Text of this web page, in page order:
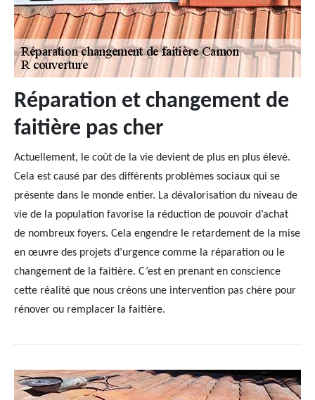
Réparation et changement de
faitière pas cher
Actuellement, le coût de la vie devient de plus en plus élevé.
Cela est causé par des différents problèmes sociaux qui se
présente dans le monde entier. La dévalorisation du niveau de
vie de la population favorise la réduction de pouvoir d’achat
de nombreux foyers. Cela engendre le retardement de la mise
en œuvre des projets d’urgence comme la réparation ou le
changement de la faitière. C’est en prenant en conscience
cette réalité que nous créons une intervention pas chère pour
rénover ou remplacer la faitière.